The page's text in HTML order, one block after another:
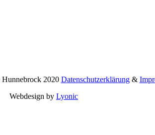
2020 Datenschutzerklärung&
Webdesign by Lyonic